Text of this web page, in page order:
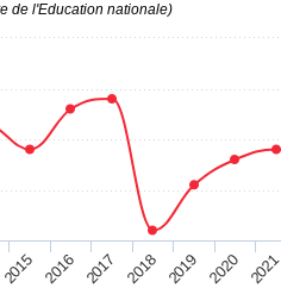
de l'Education nationale)
2015 2016 2017 2018 2019 2020 2021